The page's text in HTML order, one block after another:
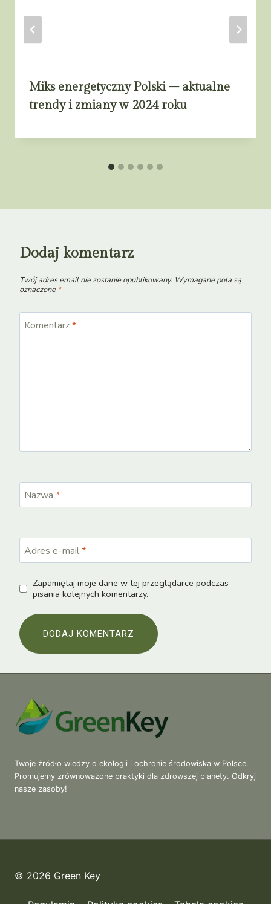
Miks energetyczny Polski – aktualne
trendy i zmiany w 2024 roku
Dodaj komentarz
Twój adres email nie zostanie opublikowany. Wymagane pola są
oznaczone *
Komentarz*
Nazwa *
Adres e-mail*
Zapamiętaj moje dane w tej przeglądarce podczas
pisania kolejnych komentarzy.
Twoje źródło wiedzy o ekologii i ochronie środowiska w Polsce.
Promujemy zrównoważone praktyki dla zdrowszej planety. Odkryj
nasze zasoby!
© 2026 Green Key